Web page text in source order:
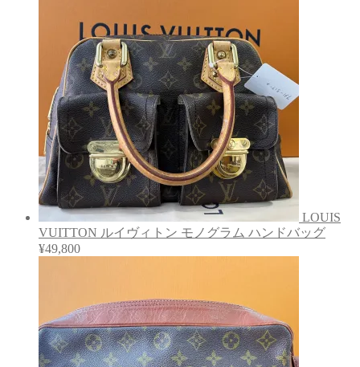
LOUIS
VUITTON ルイヴィトン モノグラム ハンドバッグ
¥49,800